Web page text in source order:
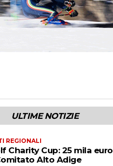
ULTIME NOTIZIE
REGIONALI
Charity Cup: 25 mila euro
Alto Adige